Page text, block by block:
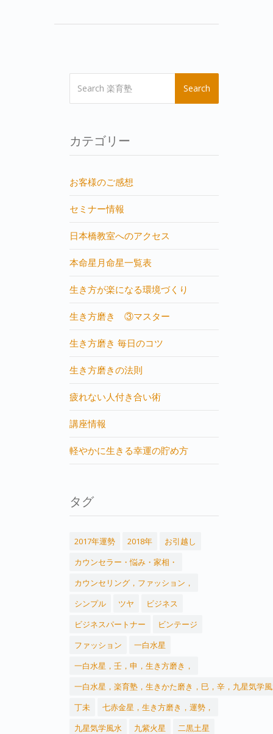
Search
カテゴリー
お客様のご感想
セミナー情報
日本橋教室へのアクセス
本命星月命星一覧表
生き方が楽になる環境づくり
生き方磨き ③マスター
生き方磨き 毎日のコツ
生き方磨きの法則
疲れない人付き合い術
講座情報
軽やかに生きる幸運の貯め方
タグ
2017年運勢 2018年
お引越し
カウンセラー・悩み・家相・
カウンセリング，ファッション，
シンプル
ツヤ
ビジネス
ビジネスパートナー
ビンテージ
ファッション
一白水星
一白水星，壬，申，生き方磨き，
一白水星，楽育塾，生きかた磨き，巳，辛，九星気学
丁未
七赤金星，生き方磨き，運勢，
九星気学風水
九紫火星
二黒土星